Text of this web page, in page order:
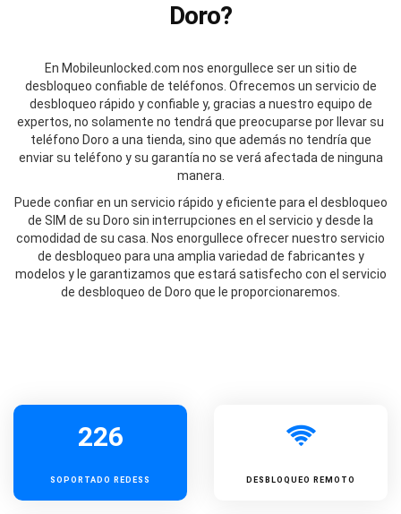
Doro?
En Mobileunlocked.com nos enorgullece ser un sitio de
desbloqueo confiable de teléfonos. Ofrecemos un servicio de
desbloqueo rápido y confiable y, gracias a nuestro equipo de
expertos, no solamente no tendrá que preocuparse por llevar su
teléfono Doro a una tienda, sino que además no tendría que
enviar su teléfono y su garantía no se verá afectada de ninguna
manera.
Puede confiar en un servicio rápido y eficiente para el desbloqueo
de SIM de su Doro sin interrupciones en el servicio y desde la
comodidad de su casa. Nos enorgullece ofrecer nuestro servicio
de desbloqueo para una amplia variedad de fabricantes y
modelos y le garantizamos que estará satisfecho con el servicio
de desbloqueo de Doro que le proporcionaremos.
226
SOPORTADO REDESS DESBLOQUEO REMOTO